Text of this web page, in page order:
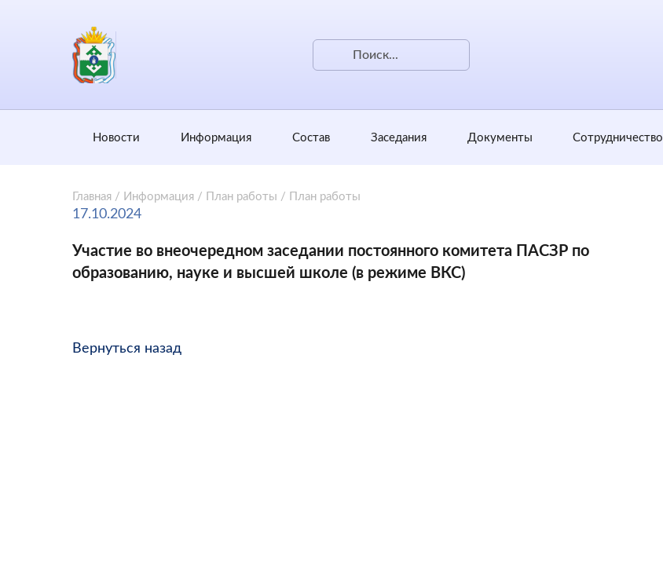
Новости Информация Состав Заседания Документы Сотрудничество
Главная / Информация / План работы / План работы
17.10.2024
Участие во внеочередном заседании постоянного комитета ПАСЗР по
образованию, науке и высшей школе (в режиме ВКС)
Вернуться назад